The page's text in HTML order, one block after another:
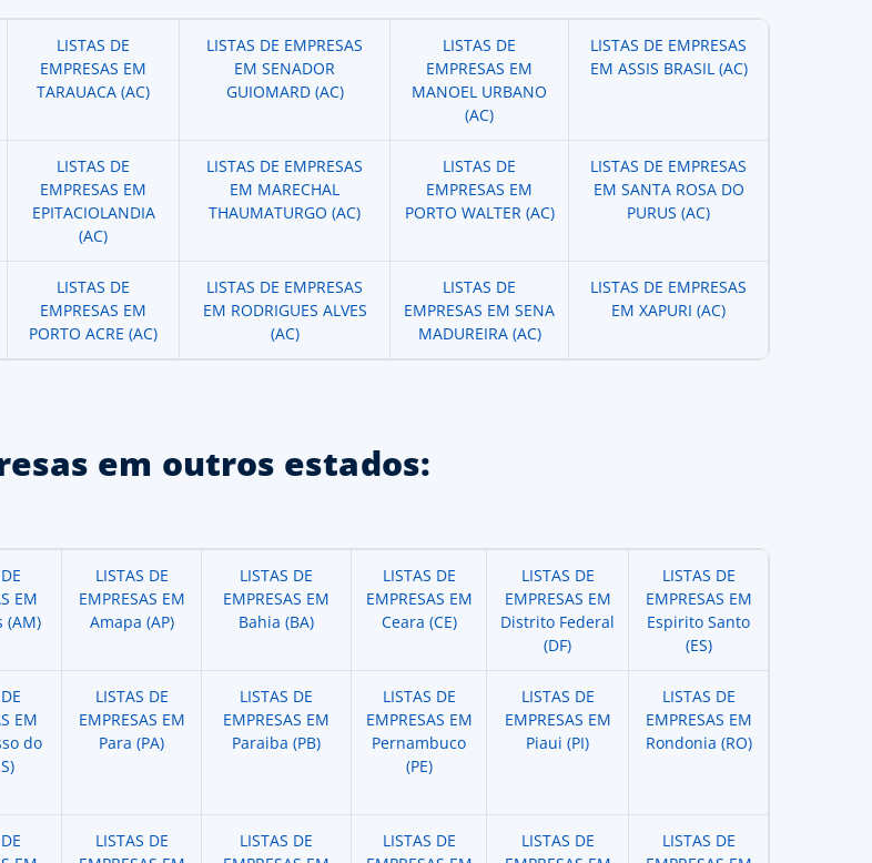
LISTAS DE
EMPRESAS EM
TARAUACA (AC)
LISTAS DE EMPRESAS
EM SENADOR
GUIOMARD (AC)
LISTAS DE
EMPRESAS EM
MANOEL URBANO
(AC)
LISTAS DE EMPRESAS
EM ASSIS BRASIL (AC)
LISTAS DE
EMPRESAS EM
EPITACIOLANDIA
(AC)
LISTAS DE EMPRESAS
EM MARECHAL
THAUMATURGO (AC)
LISTAS DE
EMPRESAS EM
PORTO WALTER (AC)
LISTAS DE EMPRESAS
EM SANTA ROSA DO
PURUS (AC)
LISTAS DE
EMPRESAS EM
PORTO ACRE (AC)
LISTAS DE EMPRESAS
EM RODRIGUES ALVES
(AC)
LISTAS DE
EMPRESAS EM SENA
MADUREIRA (AC)
LISTAS DE EMPRESAS
EM XAPURI (AC)
em outros estados:
EM
(AM)
LISTAS DE
EMPRESAS EM
Amapa (AP)
LISTAS DE
EMPRESAS EM
Bahia (BA)
LISTAS DE
EMPRESAS EM
Ceara (CE)
LISTAS DE
EMPRESAS EM
Distrito Federal
(DF)
LISTAS DE
EMPRESAS EM
Espirito Santo
(ES)
EM
do
LISTAS DE
EMPRESAS EM
Para (PA)
LISTAS DE
EMPRESAS EM
Paraiba (PB)
LISTAS DE
EMPRESAS EM
Pernambuco
(PE)
LISTAS DE
EMPRESAS EM
Piaui (PI)
LISTAS DE
EMPRESAS EM
Rondonia (RO)
LISTAS DE
LISTAS DE
LISTAS DE
LISTAS DE
LISTAS DE